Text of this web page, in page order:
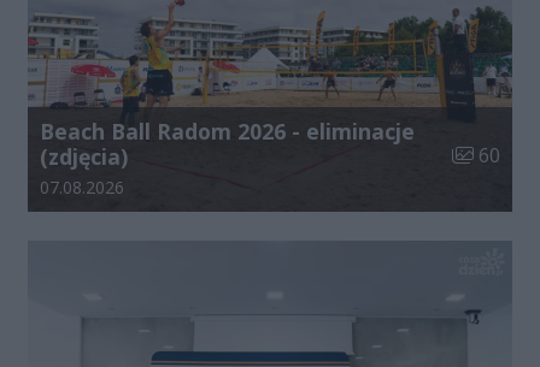
Beach Ball Radom 2026 - eliminacje
(zdjęcia)
Liczba
60
Data dodania galerii:
07.08.2026